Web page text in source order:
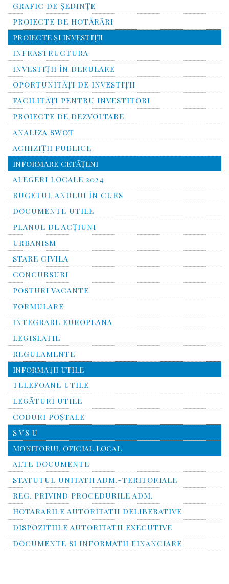
GRAFIC DE ŞEDINŢE
PROIECTE DE HOTĂRÂRI
PROIECTE ŞI INVESTIŢII
INFRASTRUCTURA
INVESTIŢII ÎN DERULARE
OPORTUNITĂŢI DE INVESTIŢII
FACILITĂŢI PENTRU INVESTITORI
PROIECTE DE DEZVOLTARE
ANALIZA SWOT
ACHIZIȚII PUBLICE
INFORMARE CETĂŢENI
ALEGERI LOCALE 2024
BUGETUL ANULUI ÎN CURS
DOCUMENTE UTILE
PLANUL DE ACȚIUNI
URBANISM
STARE CIVILA
CONCURSURI
POSTURI VACANTE
FORMULARE
INTEGRARE EUROPEANA
LEGISLATIE
REGULAMENTE
INFORMAŢII UTILE
TELEFOANE UTILE
LEGĂTURI UTILE
CODURI POŞTALE
S V S U
MONITORUL OFICIAL LOCAL
ALTE DOCUMENTE
STATUTUL UNITATII ADM.-TERITORIALE
REG. PRIVIND PROCEDURILE ADM.
HOTARARILE AUTORITATII DELIBERATIVE
DISPOZITIILE AUTORITATII EXECUTIVE
DOCUMENTE SI INFORMATII FINANCIARE